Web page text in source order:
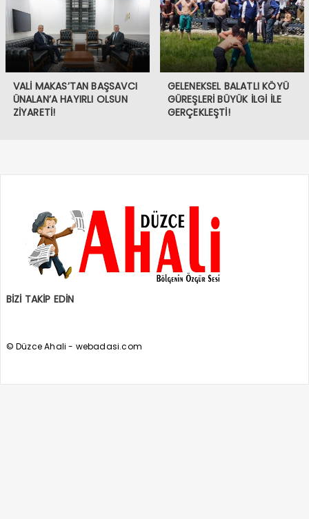
VALİ MAKAS’TAN BAŞSAVCI
ÜNALAN’A HAYIRLI OLSUN
ZİYARETİ!
GELENEKSEL BALATLI KÖYÜ
GÜREŞLERİ BÜYÜK İLGİ İLE
GERÇEKLEŞTİ!
BİZİ TAKİP EDİN
© Düzce Ahali - webadasi.com